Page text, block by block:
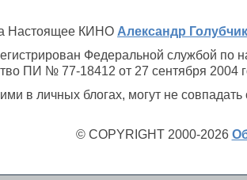
Настоящее КИНО Александр
Федеральной службой по
ПИ № 77-18412 от 27 сентября 2004
в личных блогах, могут не
© COPYRIGHT 2000-2026